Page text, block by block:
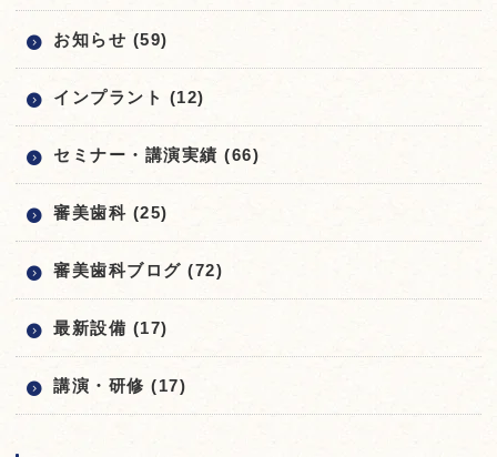
お知らせ (59)
インプラント (12)
セミナー・講演実績 (66)
審美歯科 (25)
審美歯科ブログ (72)
最新設備 (17)
講演・研修 (17)